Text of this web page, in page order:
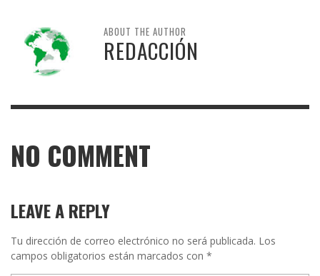
ABOUT THE AUTHOR
REDACCIÓN
NO COMMENT
LEAVE A REPLY
Tu dirección de correo electrónico no será publicada. Los
campos obligatorios están marcados con *